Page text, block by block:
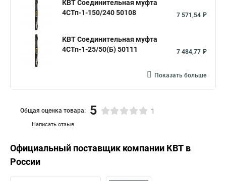
КВТ Соединительная муфта
4СТп-1-150/240 50108
7 571,54 ₽
КВТ Соединительная муфта
4СТп-1-25/50(Б) 50111
7 484,77 ₽
Показать больше
Написать отзыв
Общая оценка товара: 5 1
Официальный поставщик компании КВТ в
России